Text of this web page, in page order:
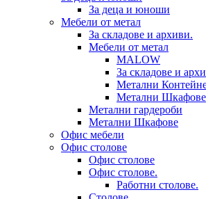
За деца и юноши
Мебели от метал
За складове и архиви.
Мебели от метал
MALOW
За складове и
Метални
Метални Шкафове
Метални гардероби
Метални Шкафове
Офис мебели
Офис столове
Офис столове
Офис столове.
Работни столове.